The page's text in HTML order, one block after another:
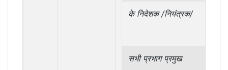
के निदेशक /नियंत्रक/
सभी प्रभाग प्रमुख